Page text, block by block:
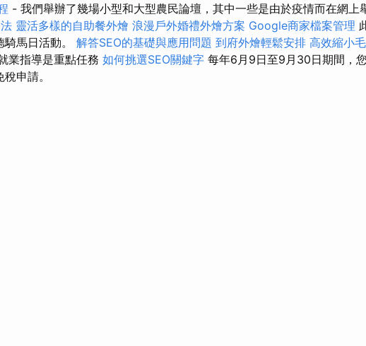
- 我們舉辦了幾場小型和大型農民論壇，其中一些是由於疫情而在網上
靈活多樣的自助餐外燴 浪漫戶外婚禮外燴方案 Google商家檔案管理
馬日活動。 解答SEO的基礎與應用問題 到府外燴輕鬆安排 高效縮小
業指導是重點任務 如何挑選SEO關鍵字 每年6月9日至9月30日期間，
申請。